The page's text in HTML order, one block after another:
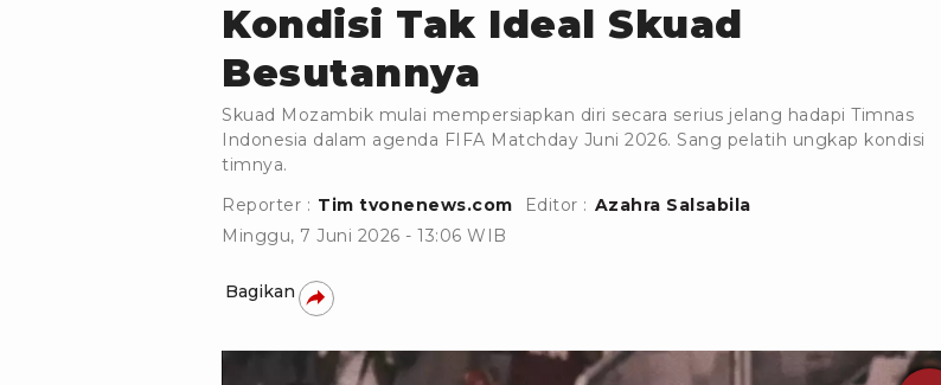
Kondisi Tak Ideal Skuad
Besutannya
Skuad Mozambik mulai mempersiapkan diri secara serius jelang hadapi Timnas
Indonesia dalam agenda FIFA Matchday Juni 2026. Sang pelatih ungkap kondisi
timnya.
Reporter : Tim tvonenews.com Editor : Azahra Salsabila
Minggu, 7 Juni 2026 - 13:06 WIB
Bagikan